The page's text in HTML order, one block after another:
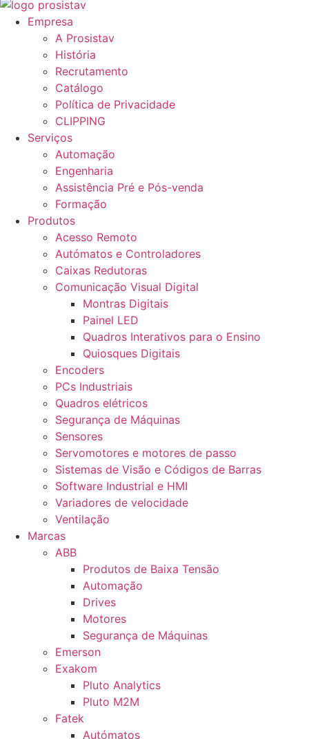
Empresa
A Prosistav
História
Recrutamento
Catálogo
Política de Privacidade
CLIPPING
Serviços
Automação
Engenharia
Assistência Pré e Pós-venda
Formação
Produtos
Acesso Remoto
Autómatos e Controladores
Caixas Redutoras
Comunicação Visual Digital
Montras Digitais
Painel LED
Quadros Interativos para o Ensino
Quiosques Digitais
Encoders
PCs Industriais
Quadros elétricos
Segurança de Máquinas
Sensores
Servomotores e motores de passo
Sistemas de Visão e Códigos de Barras
Software Industrial e HMI
Variadores de velocidade
Ventilação
Marcas
ABB
Produtos de Baixa Tensão
Automação
Drives
Motores
Segurança de Máquinas
Emerson
Exakom
Pluto Analytics
Pluto M2M
Fatek
Autómatos